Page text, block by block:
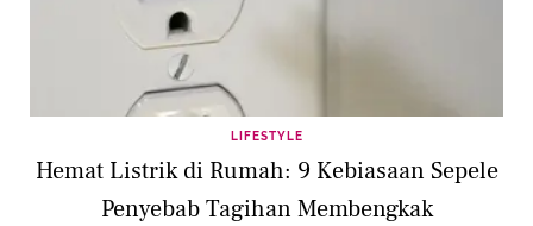
LIFESTYLE
Hemat Listrik di Rumah: 9 Kebiasaan Sepele
Penyebab Tagihan Membengkak